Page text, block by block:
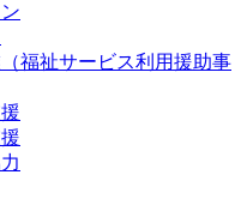
福祉サービス利用援助事